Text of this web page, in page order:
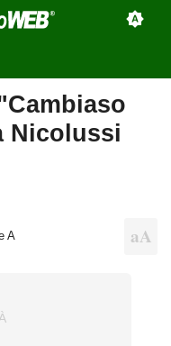
Nicolussi
A